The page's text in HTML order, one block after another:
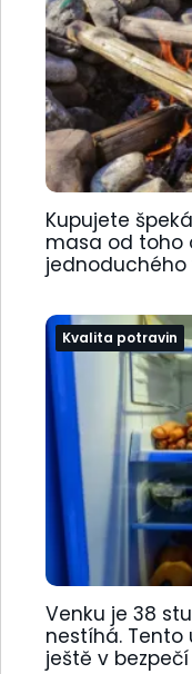
Kupujete
masa od toho
Kvalita potravin
Venku je 38
nestíhá. Tento
ještě v bezpečí